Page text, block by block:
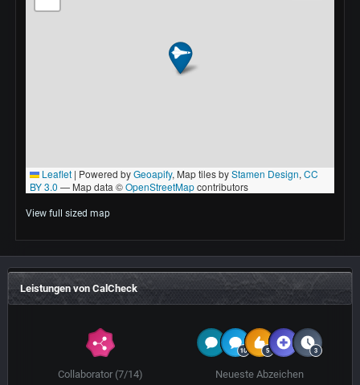
View full sized map
Leistungen von CalCheck
Collaborator (7/14) Neueste Abzeichen